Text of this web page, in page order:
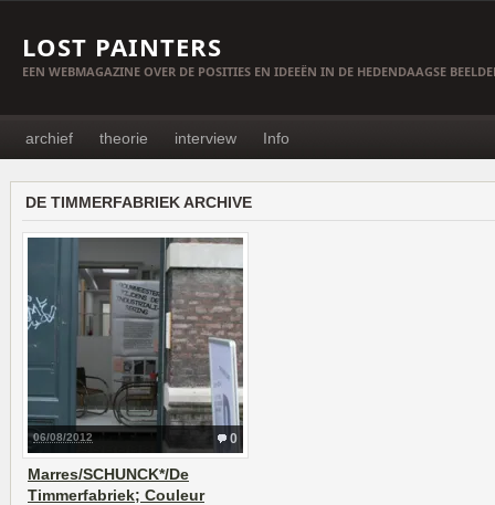
LOST PAINTERS
EEN WEBMAGAZINE OVER DE POSITIES EN IDEEËN IN DE HEDENDAAGSE
archief theorie interview Info
DE TIMMERFABRIEK ARCHIVE
0
06/08/2012
Marres/SCHUNCK*/De
Timmerfabriek; Couleur